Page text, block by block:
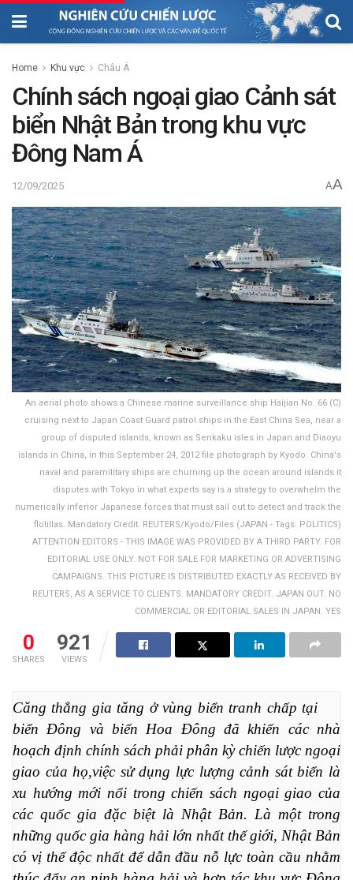
Home Khu vực Châu Á
Chính sách ngoại giao Cảnh sát
biển Nhật Bản trong khu vực
Đông Nam Á
12/09/2025 AA
An aerial photo shows a Chinese marine surveillance ship Haijian No. 66 (C)
cruising next to Japan Coast Guard patrol ships in the East China Sea, near a
group of disputed islands, known as Senkaku isles in Japan and Diaoyu
islands in China, in this September 24, 2012 file photograph by Kyodo. China's
naval and paramilitary ships are churning up the ocean around islands it
disputes with Tokyo in what experts say is a strategy to overwhelm the
numerically inferior Japanese forces that must sail out to detect and track the
flotillas. Mandatory Credit. REUTERS/Kyodo/Files (JAPAN - Tags: POLITICS)
ATTENTION EDITORS - THIS IMAGE WAS PROVIDED BY A THIRD PARTY. FOR
EDITORIAL USE ONLY. NOT FOR SALE FOR MARKETING OR ADVERTISING
CAMPAIGNS. THIS PICTURE IS DISTRIBUTED EXACTLY AS RECEIVED BY
REUTERS, AS A SERVICE TO CLIENTS. MANDATORY CREDIT. JAPAN OUT. NO
COMMERCIAL OR EDITORIAL SALES IN JAPAN. YES
0
SHARES
921
VIEWS
Căng thẳng gia tăng ở vùng biển tranh chấp tại
biển Đông và biển Hoa Đông đã khiến các nhà
hoạch định chính sách phải phân kỳ chiến lược ngoại
giao của họ,việc sử dụng lực lượng cảnh sát biển là
xu hướng mới nổi trong chiến sách ngoại giao của
các quốc gia đặc biệt là Nhật Bản. Là một trong
những quốc gia hàng hải lớn nhất thế giới, Nhật Bản
có vị thế độc nhất để dẫn đầu nỗ lực toàn cầu nhằm